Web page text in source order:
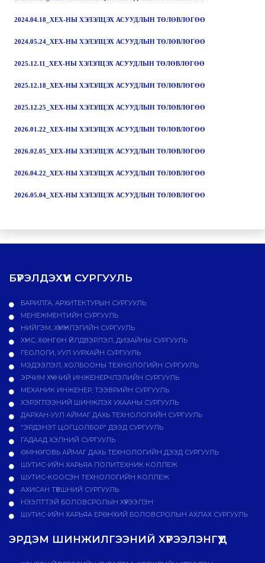
2024.04.18_ХЕХ-НЫ ХЭЛЭЛЦЭХ АСУУДЛЫН ТӨЛӨВЛӨГӨӨ
2024.05.24_ХЕХ-НЫ ХЭЛЭЛЦЭХ АСУУДЛЫН ТӨЛӨВЛӨГӨӨ
2025.12.11_ХЕХ-НЫ ХЭЛЭЛЦЭХ АСУУДЛЫН ТӨЛӨВЛӨГӨӨ
2025.12.18_ХЕХ-НЫ ХЭЛЭЛЦЭХ АСУУДЛЫН ТӨЛӨВЛӨГӨӨ
2025.12.25_ХЕХ-НЫ ХЭЛЭЛЦЭХ АСУУДЛЫН ТӨЛӨВЛӨГӨӨ
2026.01.22_ХЕХ-НЫ ХЭЛЭЛЦЭХ АСУУДЛЫН ТӨЛӨВЛӨГӨӨ
2026.02.05_ХЕХ-НЫ ХЭЛЭЛЦЭХ АСУУДЛЫН ТӨЛӨВЛӨГӨӨ
2026.04.22_ХЕХ-НЫ ХЭЛЭЛЦЭХ АСУУДЛЫН ТӨЛӨВЛӨГӨӨ
2026.05.04_ХЕХ-НЫ ХЭЛЭЛЦЭХ АСУУДЛЫН ТӨЛӨВЛӨГӨӨ
БҮРЭЛДЭХҮҮН СУРГУУЛЬ
БАРИЛГА, АРХИТЕКТУРЫН СУРГУУЛЬ
МЕНЕЖМЕНТИЙН СУРГУУЛЬ
НИЙГЭМ, ХҮМҮҮНЛЭГИЙН СУРГУУЛЬ
ХҮНС, ХӨНГӨН ҮЙЛДВЭРЛЭЛ, ДИЗАЙНЫ СУРГУУЛЬ
ГЕОЛОГИ, УУЛ УУРХАЙН СУРГУУЛЬ
МЭДЭЭЛЭЛ, ХОЛБООНЫ ТЕХНОЛОГИЙН СУРГУУЛЬ
ЭРЧИМ ХҮЧНИЙ ИНЖЕНЕРЧЛЭЛИЙН СУРГУУЛЬ
МЕХАНИК ИНЖЕНЕР, ТЭЭВРИЙН СУРГУУЛЬ
ХЭРЭГЛЭЭНИЙ ШИНЖЛЭХ УХААНЫ СУРГУУЛЬ
ДАРХАН-УУЛ АЙМАГ ДАХЬ ТЕХНОЛОГИЙН СУРГУУЛЬ
"ЭРДЭНЭТ ЦОГЦОЛБОР" ДЭЭД СУРГУУЛЬ
ГАДААД ХЭЛНИЙ СУРГУУЛЬ
ӨМНӨГОВЬ АЙМАГ ДАХЬ ТЕХНОЛОГИЙН ДЭЭД СУРГУУЛЬ
ШУТИС-ИЙН ХАРЬЯА ПОЛИТЕХНИК КОЛЛЕЖ
ШУТИС-КООСЭН ТЕХНОЛОГИЙН КОЛЛЕЖ
АХИСАН ТҮВШНИЙ СУРГУУЛЬ
НЭЭЛТТЭЙ БОЛОВСРОЛЫН ХҮРЭЭЛЭН
ШУТИС-ИЙН ХАРЬЯА ЕРӨНХИЙ БОЛОВСРОЛЫН АХЛАХ СУРГУУЛЬ
ЭРДЭМ ШИНЖИЛГЭЭНИЙ ХҮРЭЭЛЭНГҮҮД